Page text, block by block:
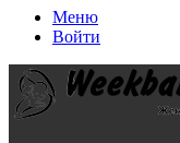
Меню
Войти